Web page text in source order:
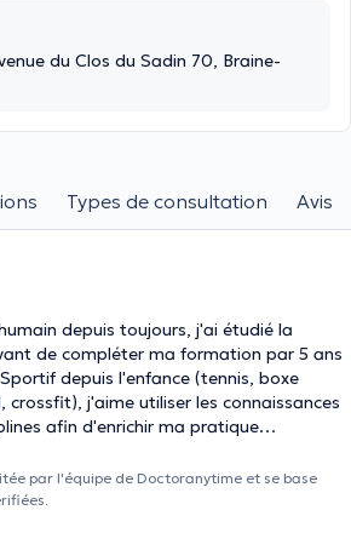
du Clos du Sadin 70, Braine-
Types de consultation Avis
depuis toujours, j'ai étudié la
de compléter ma formation par 5 ans
crossfit), j'aime utiliser les connaissances
afin d'enrichir ma pratique
à de nombreux séminaires que ce
la pédiatrie, chaine musculaire, viscéral,
par l'équipe de Doctoranytime et se base